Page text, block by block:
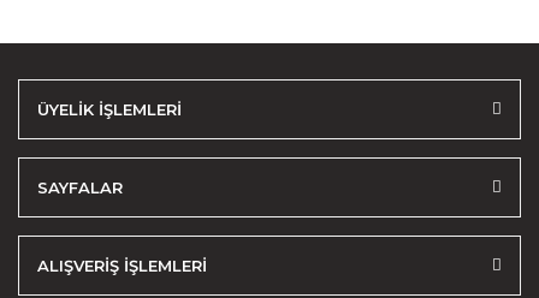
ÜYELİK İŞLEMLERİ
SAYFALAR
ALIŞVERİŞ İŞLEMLERİ